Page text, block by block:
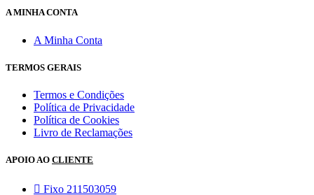
A MINHA CONTA
A Minha Conta
TERMOS GERAIS
Termos e Condições
Política de Privacidade
Política de Cookies
Livro de Reclamações
APOIO AO CLIENTE
Fixo 211503059